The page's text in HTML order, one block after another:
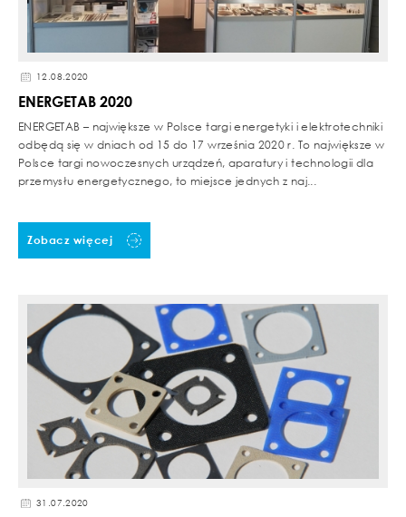
12.08.2020
ENERGETAB 2020
ENERGETAB – największe w Polsce targi energetyki i elektrotechniki
odbędą się w dniach od 15 do 17 września 2020 r. To największe w
Polsce targi nowoczesnych urządzeń, aparatury i technologii dla
przemysłu energetycznego, to miejsce jednych z naj...
Zobacz więcej
31.07.2020